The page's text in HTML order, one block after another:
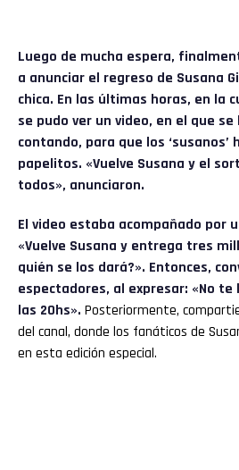
Luego de mucha espera,
a anunciar el regreso de Susana
chica. En las últimas horas, en la
se pudo ver un video, en el que se
contando, para que los
papelitos. «Vuelve Susana y el
todos», anunciaron.
El video estaba acompañado por
«Vuelve Susana y entrega tres
quién se los dará?». Entonces,
espectadores, al expresar: «No
las 20hs». Posteriormente,
del canal, donde los fanáticos de
en esta edición especial.